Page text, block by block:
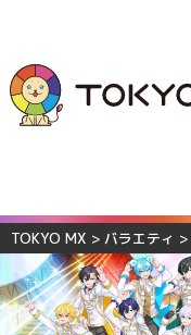
TOKYO MX > バラエティ >